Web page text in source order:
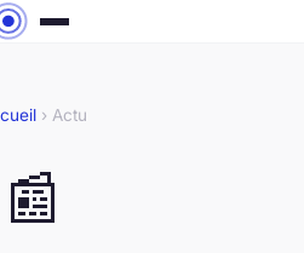
› Actu
📰